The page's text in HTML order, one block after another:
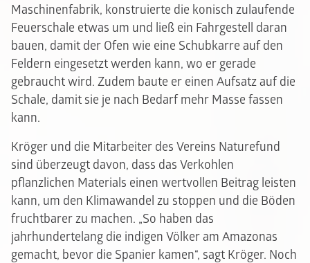
Maschinenfabrik, konstruierte die konisch zulaufende
Feuerschale etwas um und ließ ein Fahrgestell daran
bauen, damit der Ofen wie eine Schubkarre auf den
Feldern eingesetzt werden kann, wo er gerade
gebraucht wird. Zudem baute er einen Aufsatz auf die
Schale, damit sie je nach Bedarf mehr Masse fassen
kann.
Kröger und die Mitarbeiter des Vereins Naturefund
sind überzeugt davon, dass das Verkohlen
pflanzlichen Materials einen wertvollen Beitrag leisten
kann, um den Klimawandel zu stoppen und die Böden
fruchtbarer zu machen. „So haben das
jahrhundertelang die indigen Völker am Amazonas
gemacht, bevor die Spanier kamen“, sagt Kröger. Noch